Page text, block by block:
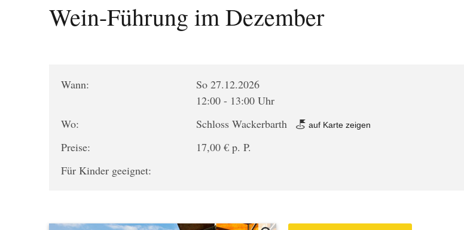
Wein-Führung im Dezember
Wann:
So 27.12.2026
12:00 - 13:00 Uhr
Wo:
Schloss Wackerbarth auf Karte zeigen
Preise:
17,00 € p. P.
Für Kinder geeignet: